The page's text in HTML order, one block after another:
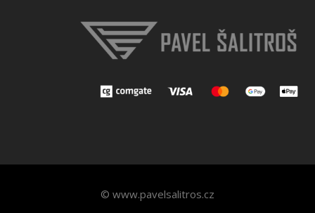
© www.pavelsalitros.cz